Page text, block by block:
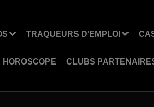
TRAQUEURS D'EMPLOI
HOROSCOPE CLUBS